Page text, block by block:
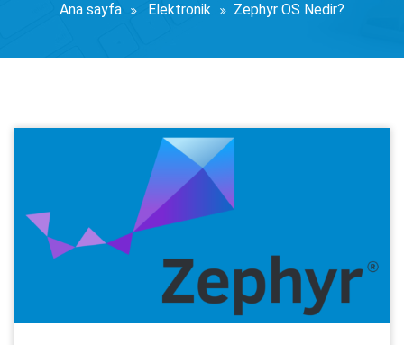
Ana sayfa Elektronik Zephyr OS Nedir?